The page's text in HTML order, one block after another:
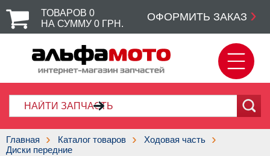
ТОВАРОВ 0
НА СУММУ 0 ГРН.
ОФОРМИТЬ ЗАКАЗ
Главная Каталог товаров
Ходовая часть
Диски передние